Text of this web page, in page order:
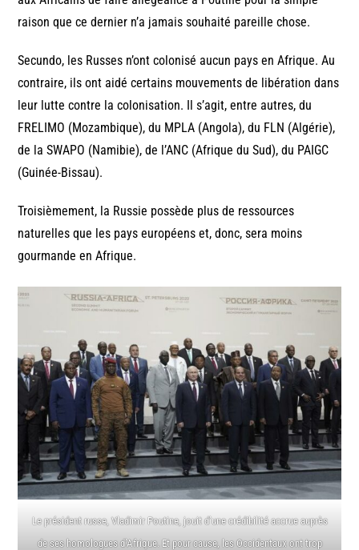
raison que ce dernier n’a jamais souhaité pareille chose.
Secundo, les Russes n’ont colonisé aucun pays en Afrique. Au
contraire, ils ont aidé certains mouvements de libération dans
leur lutte contre la colonisation. Il s’agit, entre autres, du
FRELIMO (Mozambique), du MPLA (Angola), du FLN (Algérie),
de la SWAPO (Namibie), de l’ANC (Afrique du Sud), du PAIGC
(Guinée-Bissau).
Troisièmement, la Russie possède plus de ressources
naturelles que les pays européens et, donc, sera moins
gourmande en Afrique.
Le président russe, Vladimir Poutine, jouit d’une crédibilité accrue auprès
de ses homologues d’Afrique. Et pour cause, les Occidentaux ont trop